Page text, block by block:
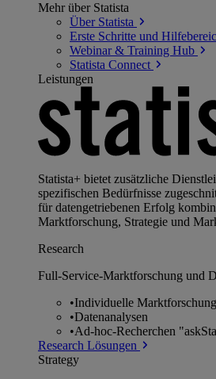
Mehr über Statista
Über Statista
Erste Schritte und
Webinar & Training Hub
Statista Connect
Leistungen
Statista+ bietet zusätzliche
spezifischen Bedürfnisse
für datengetriebenen Erfolg
Marktforschung, Strategie und
Research
Full-Service-Marktforschung und
•Individuelle Marktforschung
•Datenanalysen
•Ad-hoc-Recherchen
Research Lösungen
Strategy